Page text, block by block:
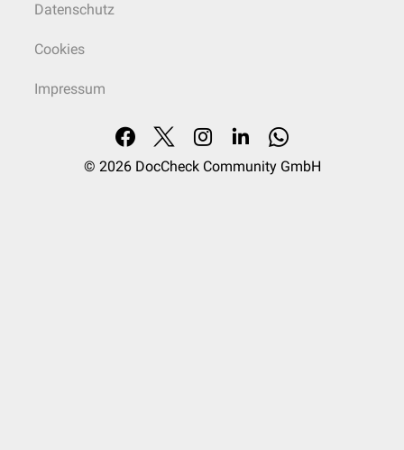
Datenschutz
Cookies
Impressum
© 2026 DocCheck Community GmbH